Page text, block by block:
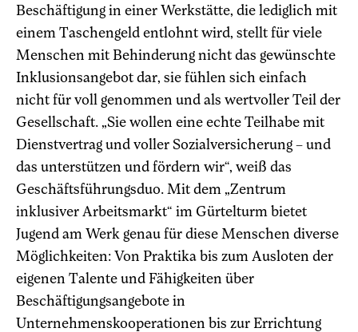
Beschäftigung in einer Werkstätte, die lediglich mit
einem Taschengeld entlohnt wird, stellt für viele
Menschen mit Behinderung nicht das gewünschte
Inklusionsangebot dar, sie fühlen sich einfach
nicht für voll genommen und als wertvoller Teil der
Gesellschaft. „Sie wollen eine echte Teilhabe mit
Dienstvertrag und voller Sozialversicherung – und
das unterstützen und fördern wir“, weiß das
Geschäftsführungsduo. Mit dem „Zentrum
inklusiver Arbeitsmarkt“ im Gürtelturm bietet
Jugend am Werk genau für diese Menschen diverse
Möglichkeiten: Von Praktika bis zum Ausloten der
eigenen Talente und Fähigkeiten über
Beschäftigungsangebote in
Unternehmenskooperationen bis zur Errichtung